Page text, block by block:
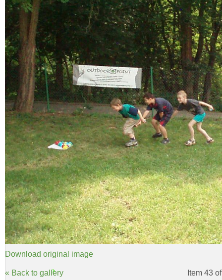
Download original image
« Back to gallery Item 43